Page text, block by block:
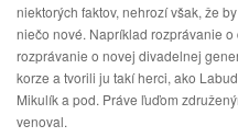
niektorých faktov, nehrozí však, že
niečo nové. Napríklad rozprávanie
rozprávanie o novej divadelnej
korze a tvorili ju takí herci, ako
Mikulík a pod. Práve ľuďom
venoval.